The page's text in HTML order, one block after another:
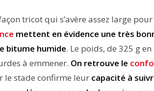
tricot qui s’avère assez large
mettent en évidence une très
bitume humide. Le poids, de 325 g en
à emmener. On retrouve le
le stade confirme leur capacité à